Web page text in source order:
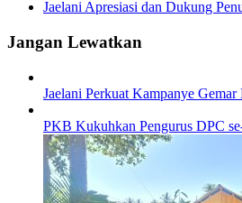
Jaelani Apresiasi dan Dukung
Jangan Lewatkan
Jaelani Perkuat Kampanye
PKB Kukuhkan Pengurus DPC